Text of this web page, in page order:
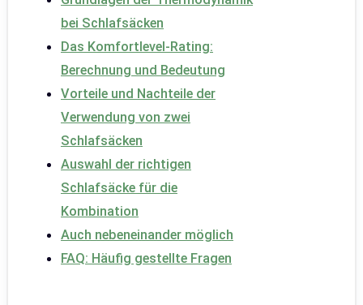
bei Schlafsäcken
Das Komfortlevel-Rating:
Berechnung und Bedeutung
Vorteile und Nachteile der
Verwendung von zwei
Schlafsäcken
Auswahl der richtigen
Schlafsäcke für die
Kombination
Auch nebeneinander möglich
FAQ: Häufig gestellte Fragen